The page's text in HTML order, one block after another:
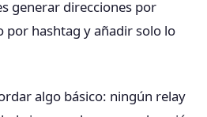
generar direcciones por
por hashtag y añadir solo lo
algo básico: ningún relay